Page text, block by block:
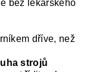
bez lékařského
dříve, než
strojů